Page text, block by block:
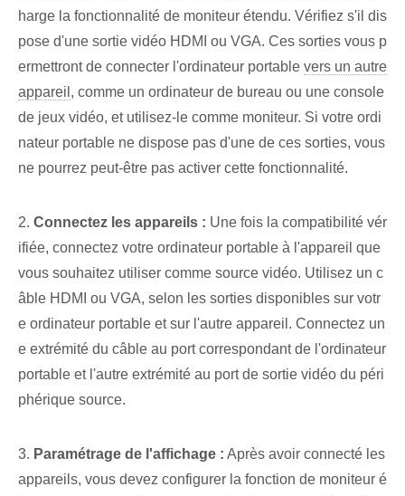
harge la fonctionnalité de moniteur étendu. Vérifiez s'il dis
pose d'une sortie vidéo HDMI ou VGA. ‌Ces sorties vous p
ermettront de connecter l'ordinateur portable vers un autre
appareil , comme un ordinateur de bureau ou une console
de jeux vidéo, et utilisez-le comme moniteur. Si votre ordi
nateur portable ne dispose pas d'une de ces sorties, vous
ne pourrez peut-être pas activer cette fonctionnalité.
2. Connectez les appareils : Une fois la compatibilité vér
ifiée, connectez votre ordinateur portable à l'appareil que
vous souhaitez utiliser comme source vidéo. Utilisez un c
âble HDMI ou VGA, selon les sorties disponibles sur votr
e ordinateur portable et sur l'autre appareil. Connectez un
e extrémité du câble au port correspondant de l'ordinateur
portable et l'autre extrémité au port de sortie vidéo du péri
phérique source.
3. Paramétrage de l'affichage : Après avoir connecté les
appareils, vous devez configurer la fonction de moniteur é